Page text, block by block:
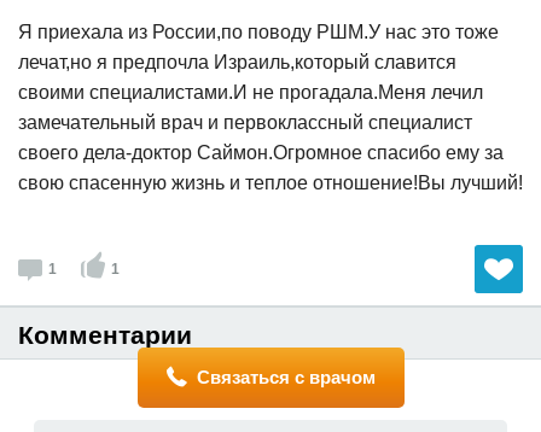
Я приехала из России,по поводу РШМ.У нас это тоже
лечат,но я предпочла Израиль,который славится
своими специалистами.И не прогадала.Меня лечил
замечательный врач и первоклассный специалист
своего дела-доктор Саймон.Огромное спасибо ему за
свою спасенную жизнь и теплое отношение!Вы лучший!
1 1
Комментарии
Связаться с врачом